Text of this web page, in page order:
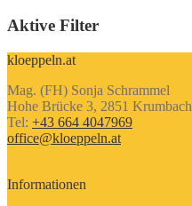
Aktive Filter
kloeppeln.at
Mag. (FH) Sonja Schrammel
Hohe Brücke 3, 2851 Krumbach
Tel: +43 664 4047969
office@kloeppeln.at
Informationen